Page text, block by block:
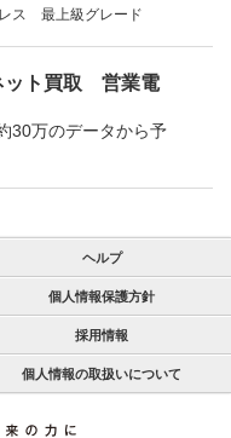
ス 最上級グレード
ット買取 営業電
30万のデータから予
ヘルプ
個人情報保護方針
採用情報
個人情報の取扱いについて